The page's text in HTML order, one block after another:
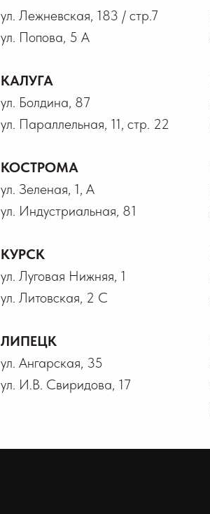
ул. Лежневская, 183 / стр.7
ул. Попова, 5 А
КАЛУГА
ул. Болдина, 87
ул. Параллельная, 11, стр. 22
КОСТРОМА
ул. Зеленая, 1, А
ул. Индустриальная, 81
КУРСК
ул. Луговая Нижняя, 1
ул. Литовская, 2 С
ЛИПЕЦК
ул. Ангарская, 35
ул. И.В. Свиридова, 17